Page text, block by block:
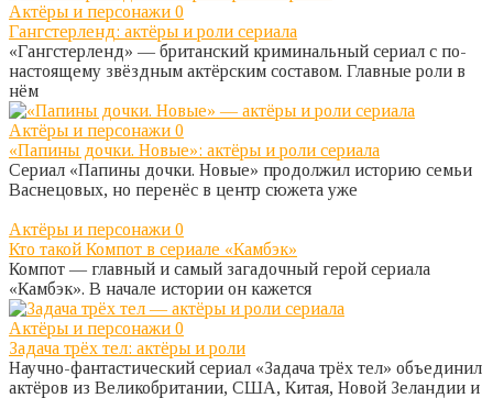
Актёры и персонажи 0
Гангстерленд: актёры и роли сериала
«Гангстерленд» — британский криминальный сериал с по-
настоящему звёздным актёрским составом. Главные роли в
нём
Актёры и персонажи 0
«Папины дочки. Новые»: актёры и роли сериала
Сериал «Папины дочки. Новые» продолжил историю семьи
Васнецовых, но перенёс в центр сюжета уже
Актёры и персонажи 0
Кто такой Компот в сериале «Камбэк»
Компот — главный и самый загадочный герой сериала
«Камбэк». В начале истории он кажется
Актёры и персонажи 0
Задача трёх тел: актёры и роли
Научно-фантастический сериал «Задача трёх тел» объединил
актёров из Великобритании, США, Китая, Новой Зеландии и